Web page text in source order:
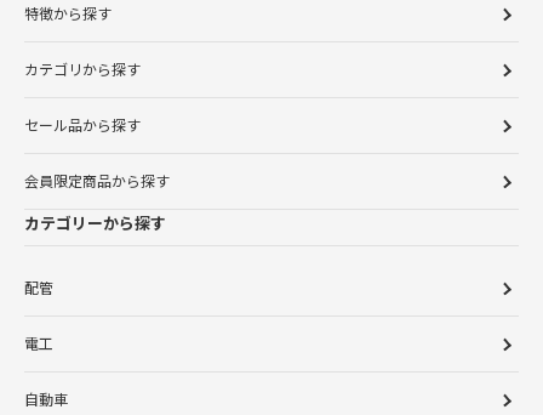
特徴から探す
カテゴリから探す
セール品から探す
会員限定商品から探す
カテゴリーから探す
配管
電工
自動車